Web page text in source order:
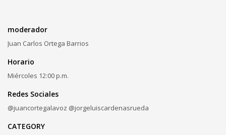
moderador
Juan Carlos Ortega Barrios
Horario
Miércoles 12:00 p.m.
Redes Sociales
@juancortegalavoz @jorgeluiscardenasrueda
CATEGORY